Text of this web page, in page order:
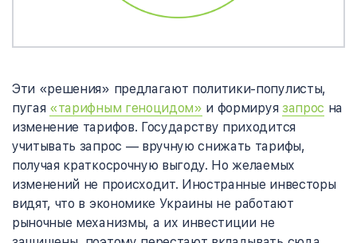
Эти «решения» предлагают политики-популисты,
пугая «тарифным геноцидом» и формируя запрос на
изменение тарифов. Государству приходится
учитывать запрос —вручную снижать тарифы,
получая краткосрочную выгоду. Но желаемых
изменений не происходит. Иностранные инвесторы
видят, что в экономике Украины не работают
рыночные механизмы, а их инвестиции не